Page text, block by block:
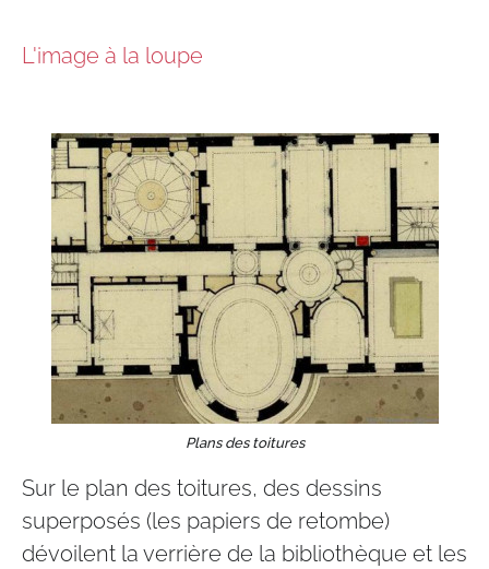
L'image à la loupe
Plans des toitures
Sur le plan des toitures, des dessins
superposés (les papiers de retombe)
dévoilent la verrière de la bibliothèque et les